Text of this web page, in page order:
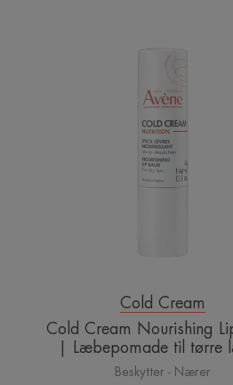
Lip
Balm
|
til
Cold Cream
Cold Cream Nourishing
| Læbepomade til tørre
Beskytter - Nærer